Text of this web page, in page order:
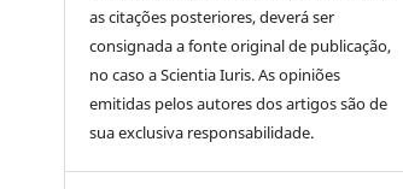
as citações posteriores, deverá ser
consignada a fonte original de publicação,
no caso a Scientia Iuris. As opiniões
emitidas pelos autores dos artigos são de
sua exclusiva responsabilidade.